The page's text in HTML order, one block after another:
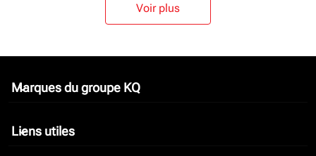
Voir plus
Marques du groupe KQ
keyboard_arrow_down
Liens utiles
keyboard_arrow_down